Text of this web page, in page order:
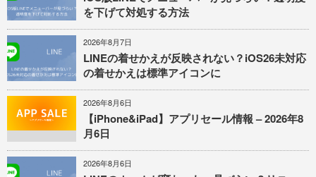
を下げて対処する方法
2026年8月7日
LINEの着せかえが反映されない？iOS26未対応
の着せかえは標準アイコンに
2026年8月6日
【iPhone&iPad】アプリセール情報 – 2026年8
月6日
2026年8月6日